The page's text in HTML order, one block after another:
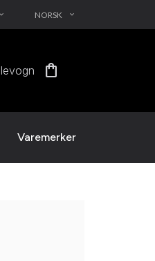
EXPAND_MORE NORSK EXPAND_MORE
shopping_bag
Varemerker